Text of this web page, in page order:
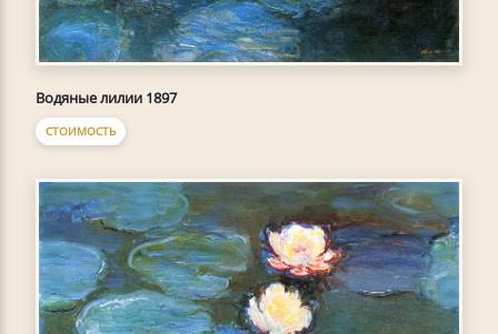
Водяные лилии 1897
СТОИМОСТЬ